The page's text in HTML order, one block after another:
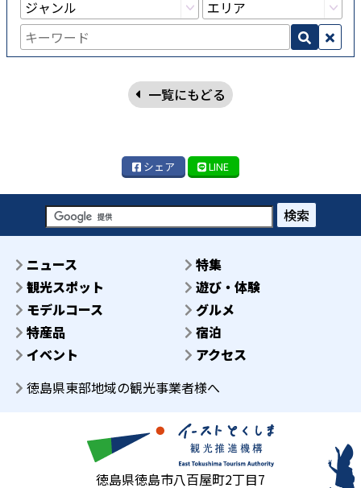
一覧にもどる
シェア LINE
検索
ニュース
特集
観光スポット
遊び・体験
モデルコース
グルメ
特産品
宿泊
イベント
アクセス
徳島県東部地域の観光事業者様へ
徳島県徳島市八百屋町2丁目7